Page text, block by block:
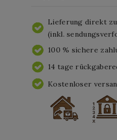
Lieferung direkt
(inkl.
100 % sichere
14 tage
Kostenloser